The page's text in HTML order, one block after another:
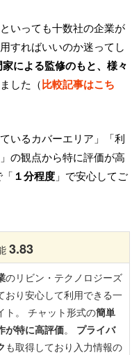
といっても十数社の企業が
すればいいのか迷ってし
による監修のもと、様々
した（比較記事はこち
いるカバーエリア」「利
の観点から特に評価が高
１分程度 」で安心してご